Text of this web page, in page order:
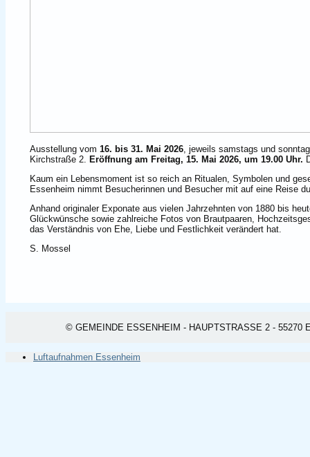
Ausstellung vom 16. bis 31. Mai 2026 , jeweils samstags und
Kirchstraße 2.
Eröffnung am Freitag, 15. Mai 2026, um 19.00 Uhr.
Kaum ein Lebensmoment ist so reich an Ritualen, Symbolen und
Essenheim nimmt Besucherinnen und Besucher mit auf eine Reise
Anhand originaler Exponate aus vielen Jahrzehnten von 1880 bis
Glückwünsche sowie zahlreiche Fotos von Brautpaaren,
das Verständnis von Ehe, Liebe und Festlichkeit verändert hat.
S. Mossel
© GEMEINDE ESSENHEIM - HAUPTSTRASSE 2 - 55270
Luftaufnahmen Essenheim